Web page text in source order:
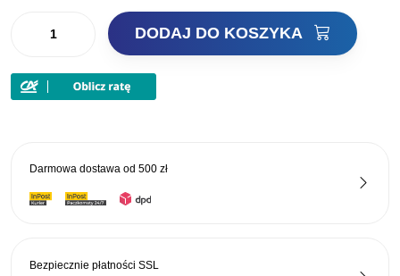
Kamasan
T360
DODAJ DO KOSZYKA
Darmowa dostawa od 500 zł
Bezpiecznie płatności SSL